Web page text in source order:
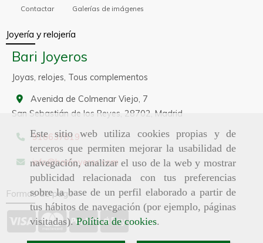
Este sitio web utiliza cookies propias y de
terceros que permiten mejorar la usabilidad de
navegación, analizar el uso de la web y mostrar
publicidad relacionada con tus preferencias
sobre la base de un perfil elaborado a partir de
tus hábitos de navegación (por ejemplo, páginas
visitadas).Política de cookies.
Contactar Galerías de imágenes
Joyería y relojería
Bari Joyeros
Joyas, relojes, Tous complementos
Avenida de Colmenar Viejo, 7
San Sebastián de los Reyes, 28702, Madrid
916637819
info barijoyeros.com
Formas de pago